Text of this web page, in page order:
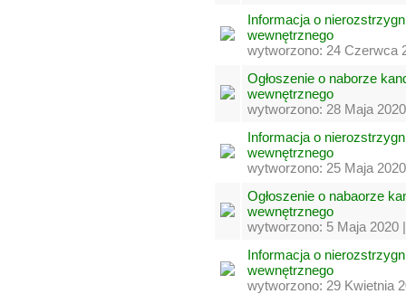
Informacja o
wewnętrznego
wytworzono: 24 Czerwca
Ogłoszenie o naborze
wewnętrznego
wytworzono: 28 Maja
Informacja o
wewnętrznego
wytworzono: 25 Maja
Ogłoszenie o nabaorze
wewnętrznego
wytworzono: 5 Maja 2020
Informacja o
wewnętrznego
wytworzono: 29 Kwietnia